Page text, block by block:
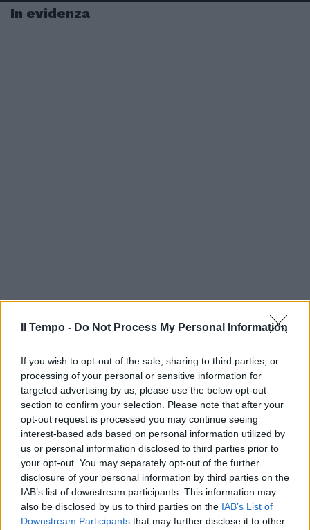
Il Tempo - Do Not Process My Personal Information
If you wish to opt-out of the sale, sharing to third parties, or
processing of your personal or sensitive information for
targeted advertising by us, please use the below opt-out
section to confirm your selection. Please note that after your
opt-out request is processed you may continue seeing
interest-based ads based on personal information utilized by
us or personal information disclosed to third parties prior to
your opt-out. You may separately opt-out of the further
disclosure of your personal information by third parties on the
IAB’s list of downstream participants. This information may
also be disclosed by us to third parties on the IAB’s List of
Downstream Participants that may further disclose it to other
In evidenza